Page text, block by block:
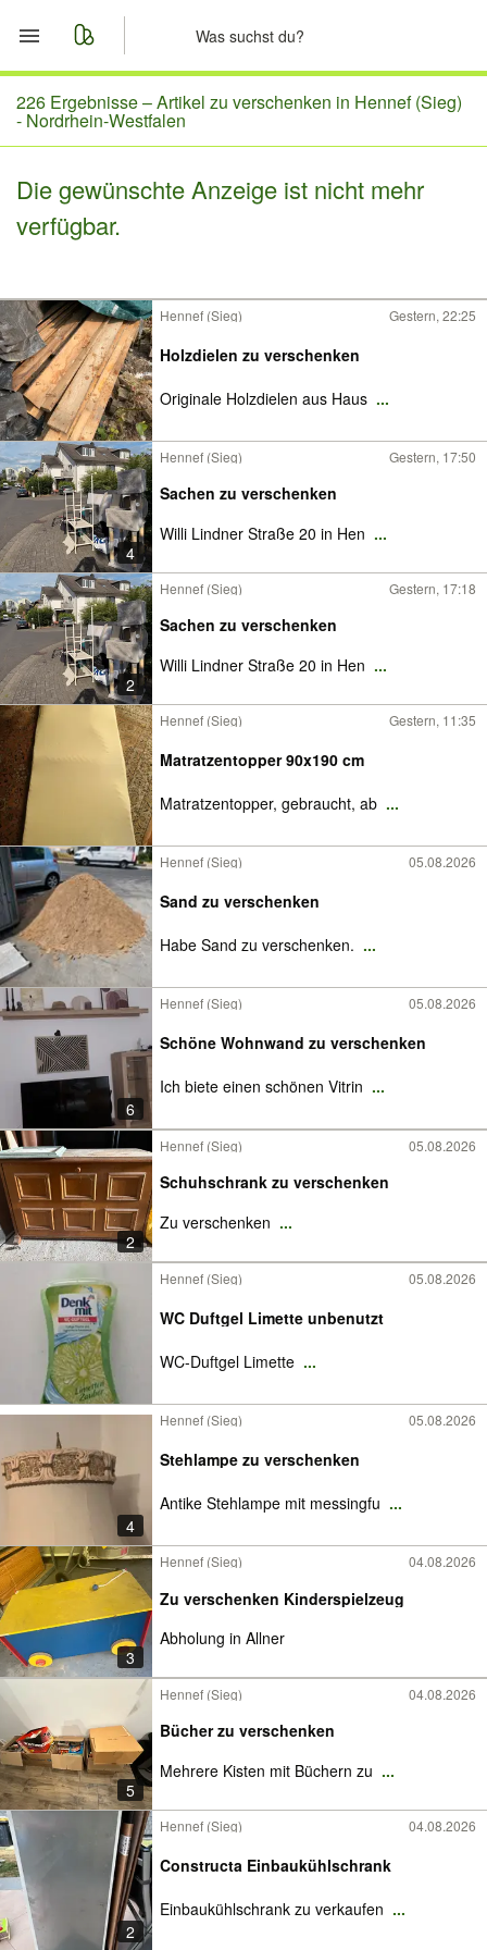
Start
Merkliste
Nachrichten
226 Ergebnisse –Artikel zu verschenken in Hennef (Sieg)
- Nordrhein-Westfalen
Die gewünschte Anzeige ist nicht mehr
verfügbar.
Hennef (Sieg) Gestern, 22:25
Holzdielen zu verschenken
Originale Holzdielen aus Haus ...
4
Hennef (Sieg) Gestern, 17:50
Sachen zu verschenken
Willi Lindner Straße 20 in Hen ...
2
Hennef (Sieg) Gestern, 17:18
Sachen zu verschenken
Willi Lindner Straße 20 in Hen ...
Hennef (Sieg) Gestern, 11:35
Matratzentopper 90x190 cm
Matratzentopper, gebraucht, ab ...
Hennef (Sieg) 05.08.2026
Sand zu verschenken
Habe Sand zu verschenken. ...
6
Hennef (Sieg) 05.08.2026
Schöne Wohnwand zu verschenken
Ich biete einen schönen Vitrin ...
2
Hennef (Sieg) 05.08.2026
Schuhschrank zu verschenken
Zu verschenken ...
Hennef (Sieg) 05.08.2026
WC Duftgel Limette unbenutzt
WC-Duftgel Limette ...
4
Hennef (Sieg) 05.08.2026
Stehlampe zu verschenken
Antike Stehlampe mit messingfu ...
3
Hennef (Sieg) 04.08.2026
Zu verschenken Kinderspielzeug
Abholung in Allner
5
Hennef (Sieg) 04.08.2026
Bücher zu verschenken
Mehrere Kisten mit Büchern zu ...
2
Hennef (Sieg) 04.08.2026
Constructa Einbaukühlschrank
Einbaukühlschrank zu verkaufen ...